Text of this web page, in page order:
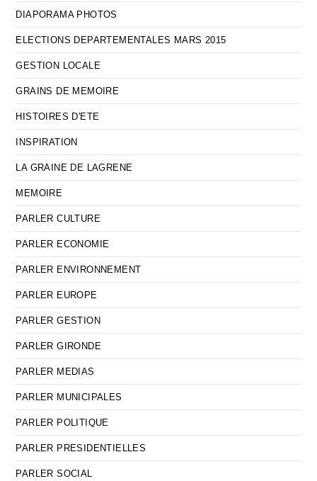
DIAPORAMA PHOTOS
ELECTIONS DEPARTEMENTALES MARS 2015
GESTION LOCALE
GRAINS DE MEMOIRE
HISTOIRES D'ETE
INSPIRATION
LA GRAINE DE LAGRENE
MEMOIRE
PARLER CULTURE
PARLER ECONOMIE
PARLER ENVIRONNEMENT
PARLER EUROPE
PARLER GESTION
PARLER GIRONDE
PARLER MEDIAS
PARLER MUNICIPALES
PARLER POLITIQUE
PARLER PRESIDENTIELLES
PARLER SOCIAL